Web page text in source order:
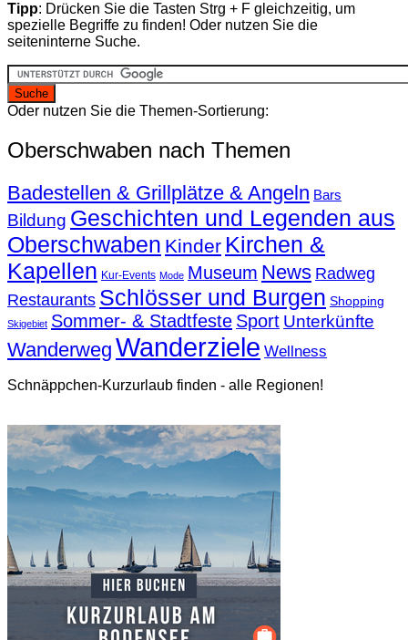
Tipp: Drücken Sie die Tasten Strg + F gleichzeitig, um
spezielle Begriffe zu finden! Oder nutzen Sie die
seiteninterne Suche.
Oder nutzen Sie die Themen-Sortierung:
Oberschwaben nach Themen
Badestellen & Grillplätze & Angeln Bars
Bildung Geschichten und Legenden aus
Oberschwaben Kinder Kirchen &
Kapellen Kur-Events Mode Museum News Radweg
Restaurants Schlösser und Burgen Shopping
Skigebiet Sommer- & Stadtfeste Sport Unterkünfte
Wanderweg Wanderziele Wellness
Schnäppchen-Kurzurlaub finden - alle Regionen!